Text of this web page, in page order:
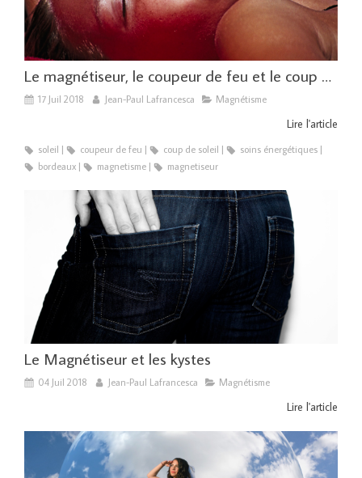
Le magnétiseur, le coupeur de feu et le coup de soleil
17 Juil 2018 Jean-Paul Lafrancesca Magnétisme
Lire l'article
soleil coupeur de feu coup de soleil
soins énergétiques
bordeaux
magnetisme magnetiseur
Le Magnétiseur et les kystes
04 Juil 2018 Jean-Paul Lafrancesca Magnétisme
Lire l'article